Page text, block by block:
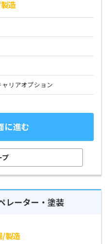
造
リアオプション
に進む
プ
レーター・塗装
/製造